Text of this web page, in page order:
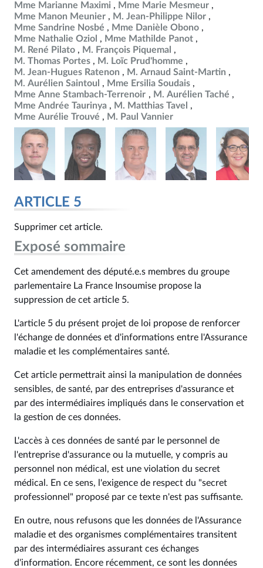
Mme Marianne Maximi
Mme Marie Mesmeur
Mme Manon Meunier
M. Jean-Philippe Nilor
Mme Sandrine Nosbé
Mme Danièle Obono
Mme Nathalie Oziol
Mme Mathilde Panot
M. René Pilato
M. François Piquemal
M. Thomas Portes
M. Loïc Prud'homme
M. Jean-Hugues Ratenon
M. Arnaud Saint-Martin
M. Aurélien Saintoul
Mme Ersilia Soudais
Mme Anne Stambach-Terrenoir
M. Aurélien Taché
Mme Andrée Taurinya
M. Matthias Tavel
Mme Aurélie Trouvé
M. Paul Vannier
ARTICLE 5
Supprimer cet article.
Exposé sommaire
Cet amendement des député.e.s membres du groupe
parlementaire La France Insoumise propose la
suppression de cet article 5.
L'article 5 du présent projet de loi propose de renforcer
l'échange de données et d'informations entre l'Assurance
maladie et les complémentaires santé.
Cet article permettrait ainsi la manipulation de données
sensibles, de santé, par des entreprises d'assurance et
par des intermédiaires impliqués dans le conservation et
la gestion de ces données.
L'accès à ces données de santé par le personnel de
l'entreprise d'assurance ou la mutuelle, y compris au
personnel non médical, est une violation du secret
médical. En ce sens, l'exigence de respect du "secret
professionnel" proposé par ce texte n'est pas suffisante.
En outre, nous refusons que les données de l'Assurance
maladie et des organismes complémentaires transitent
par des intermédiaires assurant ces échanges
d'information. Encore récemment, ce sont les données